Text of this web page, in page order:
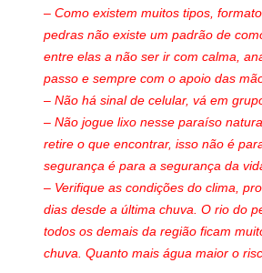
– Como existem muitos tipos,
pedras não existe um padrão de
entre elas a não ser ir com calma,
passo e sempre com o apoio das
– Não há sinal de celular, vá em
– Não jogue lixo nesse paraíso
retire o que encontrar, isso não é
segurança é para a segurança da
– Verifique as condições do clima,
dias desde a última chuva. O rio do
todos os demais da região ficam
chuva. Quanto mais água maior o